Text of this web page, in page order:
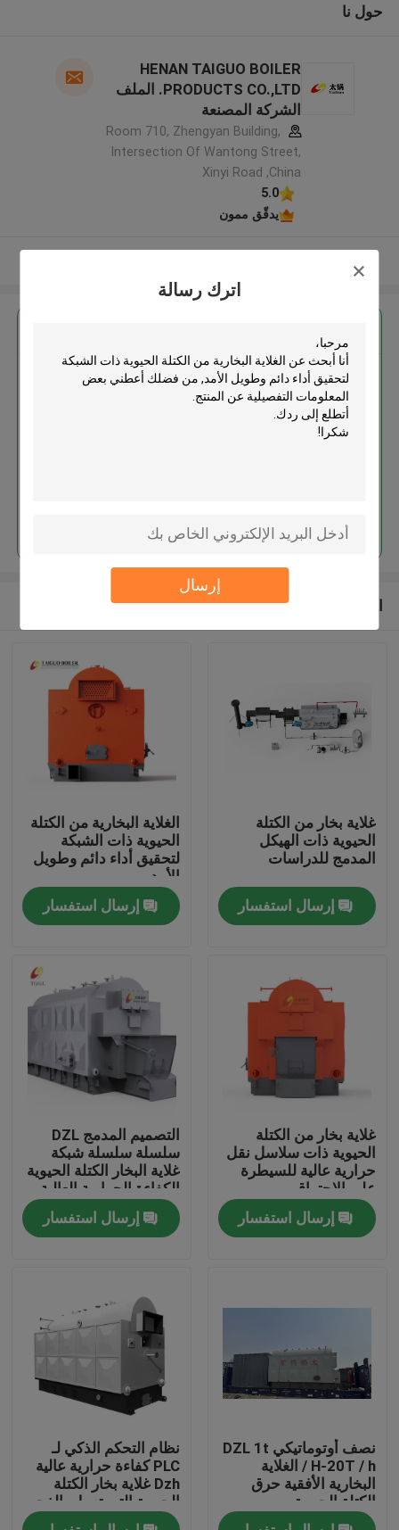
اترك رسالة
إرسال
بيت
منتجات
أشرطة فيديو
معلومات عنا
جولة في المعمل
اتصل بنا
اطلب اقتباس
غلاية زيت الغاز
حول نا
HENAN TAIGUO BOILER
PRODUCTS CO.,LTD. الملف
الشركة المصنعة
Room 710, Zhengyan Building,
Intersection Of Wantong Street,
Xinyi Road ,China
5.0
يدقّق ممون
الغلاية البخارية من الكتلة الحيوية
ذات الشبكة لتحقيق أداء دائم وطويل
المنتجات الموصى بها
غلاية بخار من الكتلة
الحيوية ذات الهيكل
المدمج للدراسات
إرسال استفسار
الغلاية البخارية من الكتلة
الحيوية ذات الشبكة
لتحقيق أداء دائم وطويل
الأمد
إرسال استفسار
غلاية بخار من الكتلة
الحيوية ذات سلاسل نقل
حرارية عالية للسيطرة
على الاحتراق
إرسال استفسار
التصميم المدمج DZL
سلسلة سلسلة شبكة
غلاية البخار الكتلة الحيوية
الكفاءة الحرارية العالية
إرسال استفسار
نصف أوتوماتيكي DZL 1t
/ H-20T / h الغلاية
البخارية الأفقية حرق
الكتلة الحيوية
نظام التحكم الذكي لـ
PLC كفاءة حرارية عالية
Dzh غلاية بخار الكتلة
الحيوية التي تعمل بالفحم